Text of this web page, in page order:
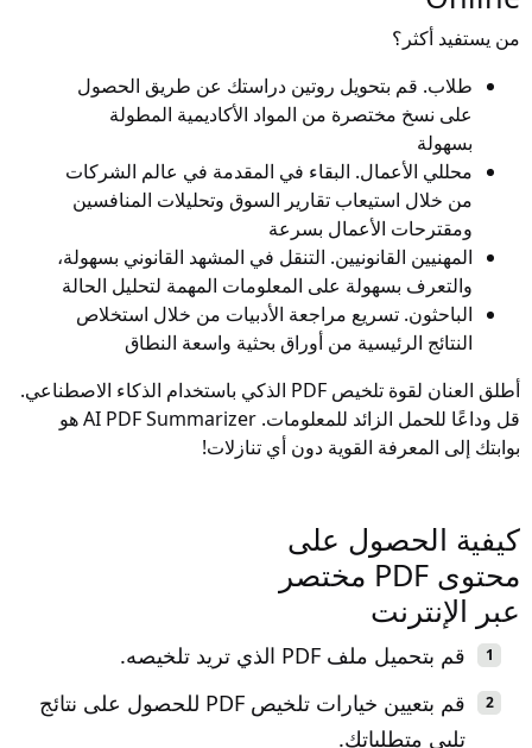
من يستفيد أكثر؟
طلاب. قم بتحويل روتين دراستك عن طريق الحصول
على نسخ مختصرة من المواد الأكاديمية المطولة
بسهولة
محللي الأعمال. البقاء في المقدمة في عالم الشركات
من خلال استيعاب تقارير السوق وتحليلات المنافسين
ومقترحات الأعمال بسرعة
المهنيين القانونيين. التنقل في المشهد القانوني بسهولة،
والتعرف بسهولة على المعلومات المهمة لتحليل الحالة
الباحثون. تسريع مراجعة الأدبيات من خلال استخلاص
النتائج الرئيسية من أوراق بحثية واسعة النطاق
أطلق العنان لقوة تلخيص PDF الذكي باستخدام الذكاء الاصطناعي.
قل وداعًا للحمل الزائد للمعلومات. AI PDF Summarizer هو
بوابتك إلى المعرفة القوية دون أي تنازلات!
كيفية الحصول على
محتوى PDF مختصر
عبر الإنترنت
قم بتحميل ملف PDF الذي تريد تلخيصه.
قم بتعيين خيارات تلخيص PDF للحصول على نتائج
تلبي متطلباتك.